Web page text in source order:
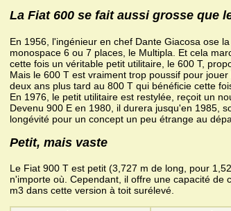
La Fiat 600 se fait aussi grosse que
En 1956, l'ingénieur en chef Dante Giacosa ose
monospace 6 ou 7 places, le Multipla. Et cela
cette fois un véritable petit utilitaire, le 600 T,
Mais le 600 T est vraiment trop poussif pour
deux ans plus tard au 800 T qui bénéficie cette
En 1976, le petit utilitaire est restylée, reçoit un
Devenu 900 E en 1980, il durera jusqu'en 1985,
longévité pour un concept un peu étrange au
Petit, mais vaste
Le Fiat 900 T est petit (3,727 m de long, pour
n'importe où. Cependant, il offre une capacité de
m3 dans cette version à toit surélevé.